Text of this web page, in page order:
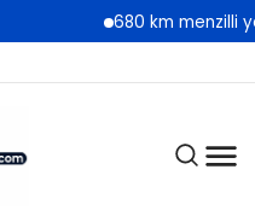
680 km menzilli